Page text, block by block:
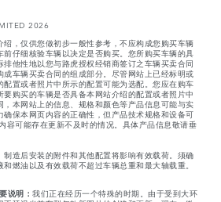
2026
，仅供您做初步一般性参考，不应构成您购买车辆
仔细核验车辆以决定是否购买。您所购买车辆的具
他性地以您与路虎授权经销商签订之车辆买卖合同
车辆买卖合同的组成部分。尽管网站上已经标明或
置或者照片中所示的配置可能为选配。您应在购车
购买的车辆是否具备本网站介绍的配置或者照片中
本网站上的信息、规格和颜色等产品信息可能与实
保本网页内容的正确性，但产品技术规格和设备可
容可能存在更新不及时的情况。具体产品信息敬请垂
造后安装的附件和其他配置将影响有效载荷。须确
燃油以及有效载荷不超过车辆总重和最大轴载重。
说明： 我们正在经历一个特殊的时期。由于受到大环